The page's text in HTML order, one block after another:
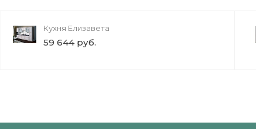
Кухня Елизавета
59 644 руб.